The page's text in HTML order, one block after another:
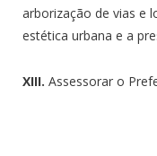
arborização de vias e
estética urbana e a
XIII. Assessorar o